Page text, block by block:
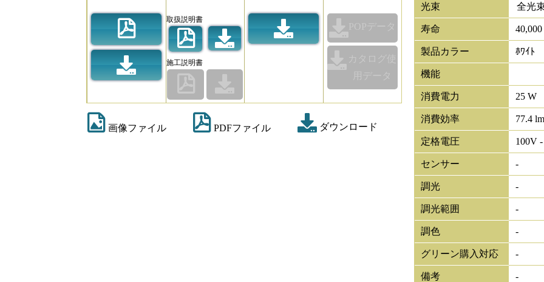
取扱説明書
施工説明書
POPデータ
カタログ使
用データ
画像ファイル PDFファイル ダウンロード
光束 全光
寿命
製品カラー ﾎﾜｲﾄ
機能
消費電力 25 W
消費効率 77.4
定格電圧 100V
センサー -
調光 -
調光範囲 -
調色 -
グリーン購入対応 -
備考 -